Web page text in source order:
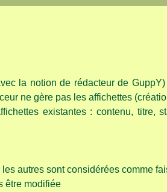
la notion de rédacteur de
ne gère pas les affichettes
existantes : contenu, titre,
autres sont considérées comme
être modifiée